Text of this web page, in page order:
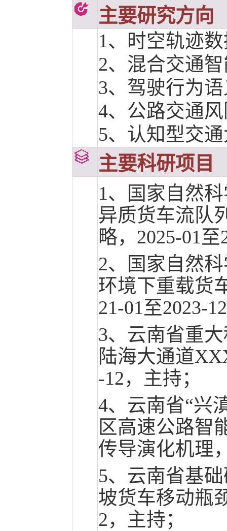
主要研究方向
1、
时空轨迹
2、 混合交通
3、 驾驶行为
4、 公路交通
5、 认知型交
主要科研项目
1、国家自然
异质货车流队
略，2025-01
2、国家自然
环境下重载货
21-01至2023-
3、云南省重
陆海大通道
-12，主持；
4、云南省“兴
区高速公路智
传导演化机理
5、云南省基
坡货车移动瓶
2，主持；